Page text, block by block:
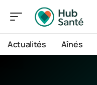
Actualités Aînés